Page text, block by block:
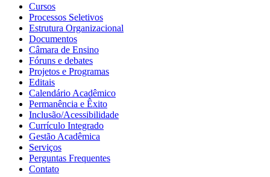
Cursos
Processos Seletivos
Estrutura Organizacional
Documentos
Câmara de Ensino
Fóruns e debates
Projetos e Programas
Editais
Calendário Acadêmico
Permanência e Êxito
Inclusão/Acessibilidade
Currículo Integrado
Gestão Acadêmica
Serviços
Perguntas Frequentes
Contato